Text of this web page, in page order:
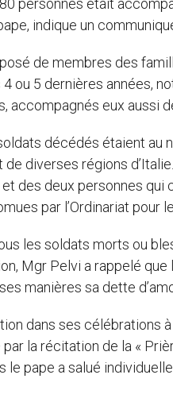
personnes était
indique un
de membres des
ou 5 dernières années,
accompagnés eux aussi
décédés étaient au
diverses régions
des deux personnes
par l’Ordinariat pour
les soldats morts ou
Mgr Pelvi a rappelé que
manières sa dette
dans ses célébrations
la récitation de la «
le pape a salué